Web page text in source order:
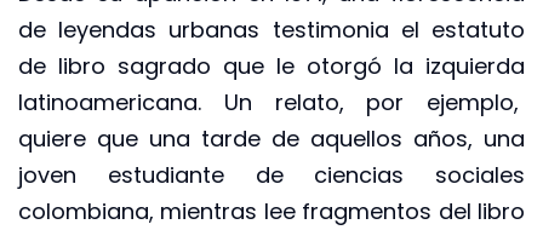
de leyendas urbanas testimonia el estatuto
de libro sagrado que le otorgó la izquierda
latinoamericana. Un relato, por ejemplo,
quiere que una tarde de aquellos años, una
joven estudiante de ciencias sociales
colombiana, mientras lee fragmentos del libro